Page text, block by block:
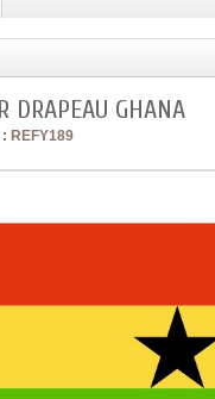
DRAPEAU GHANA
REFY189